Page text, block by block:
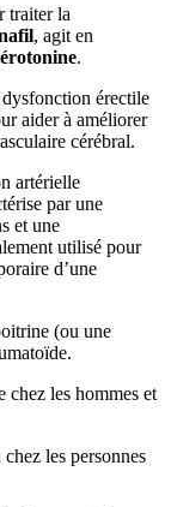
traiter la
, agit en
.
érectile
aider à améliorer
cérébral.
artérielle
par une
et une
utilisé pour
d’une
(ou une
chez les hommes et
les personnes